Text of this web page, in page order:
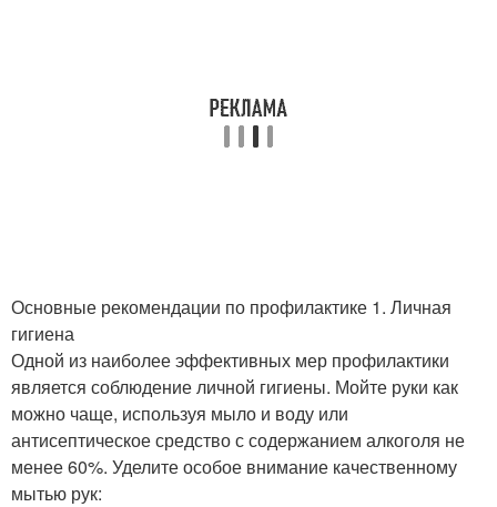
Основные рекомендации по профилактике 1. Личная
гигиена
Одной из наиболее эффективных мер профилактики
является соблюдение личной гигиены. Мойте руки как
можно чаще, используя мыло и воду или
антисептическое средство с содержанием алкоголя не
менее 60%. Уделите особое внимание качественному
мытью рук: